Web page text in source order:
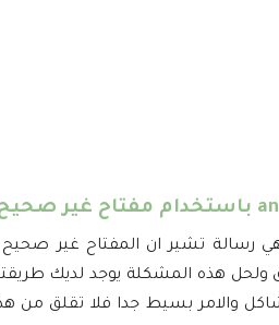
رسالة تشير ان المفتاح غير
ولحل هذه المشكلة يوجد لديك
والامر بسيط جدا فلا تقلق من